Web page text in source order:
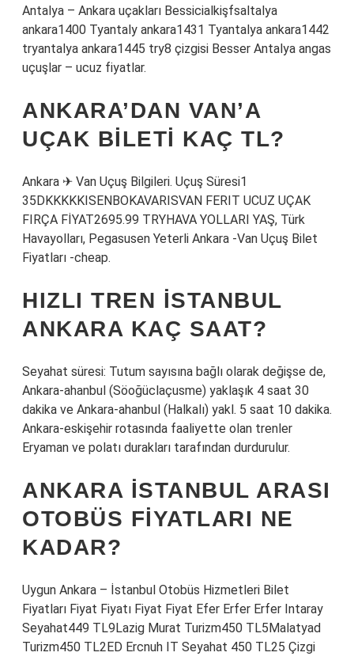
Antalya – Ankara uçakları Bessicialkişfsaltalya
ankara1400 Tyantaly ankara1431 Tyantalya ankara1442
tryantalya ankara1445 try8 çizgisi Besser Antalya angas
uçuşlar – ucuz fiyatlar.
ANKARA’DAN VAN’A
UÇAK BILETI KAÇ TL?
Ankara ✈ Van Uçuş Bilgileri. Uçuş Süresi1
35DKKKKKISENBOKAVARISVAN FERIT UCUZ UÇAK
FIRÇA FİYAT2695.99 TRYHAVA YOLLARI YAŞ, Türk
Havayolları, Pegasusen Yeterli Ankara -Van Uçuş Bilet
Fiyatları -cheap.
HIZLI TREN İSTANBUL
ANKARA KAÇ SAAT?
Seyahat süresi: Tutum sayısına bağlı olarak değişse de,
Ankara-ahanbul (Söoğüclaçusme) yaklaşık 4 saat 30
dakika ve Ankara-ahanbul (Halkalı) yakl. 5 saat 10 dakika.
Ankara-eskişehir rotasında faaliyette olan trenler
Eryaman ve polatı durakları tarafından durdurulur.
ANKARA İSTANBUL ARASI
OTOBÜS FIYATLARI NE
KADAR?
Uygun Ankara – İstanbul Otobüs Hizmetleri Bilet
Fiyatları Fiyat Fiyatı Fiyat Fiyat Efer Erfer Erfer Intaray
Seyahat449 TL9Lazig Murat Turizm450 TL5Malatyad
Turizm450 TL2ED Ercnuh IT Seyahat 450 TL25 Çizgi